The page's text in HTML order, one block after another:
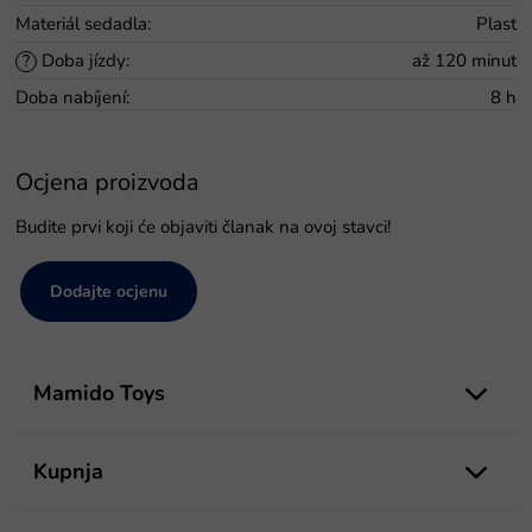
Materiál sedadla: Plast
? Doba jízdy:
až 120 minut
Doba nabíjení: 8 h
Ocjena proizvoda
Budite prvi koji će objaviti članak na ovoj stavci!
Dodajte ocjenu
Mamido Toys
Kupnja